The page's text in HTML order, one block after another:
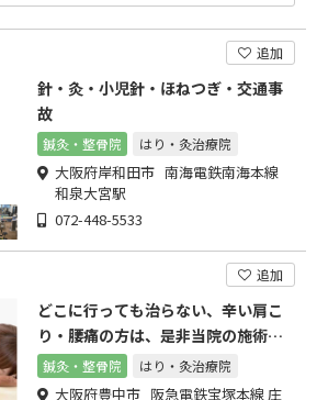
追加
針・灸・小児針・ほねつぎ・交通事
故
鍼灸・整骨院 はり・灸治療院
大阪府岸和田市 南海電鉄南海本線
和泉大宮駅
072-448-5533
追加
どこに行っても治らない、辛い肩こ
り・腰痛の方は、是非当院の施術を
受けてください。
鍼灸・整骨院 はり・灸治療院
大阪府豊中市 阪急電鉄宝塚本線 庄